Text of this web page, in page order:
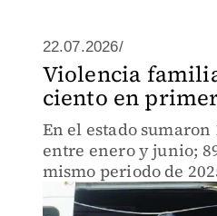
22.07.2026/
Violencia
ciento en
En el estado sumaron
entre enero y junio;
mismo periodo de